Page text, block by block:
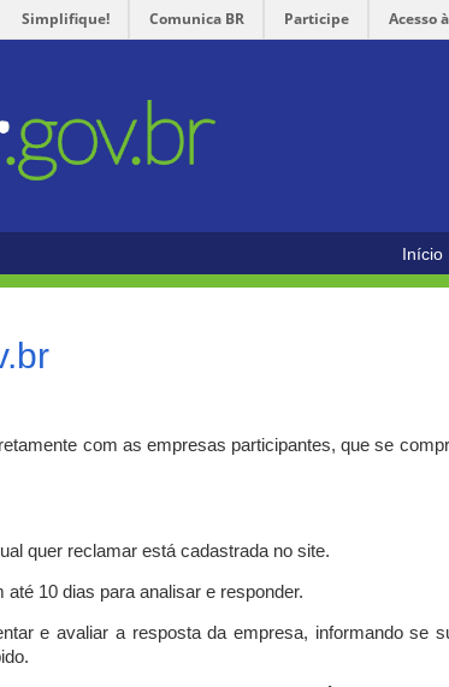
Simplifique! Comunica BR Participe Acesso
Início
com as empresas participantes, que se
quer reclamar está cadastrada no site.
10 dias para analisar e responder.
e avaliar a resposta da empresa, informando se